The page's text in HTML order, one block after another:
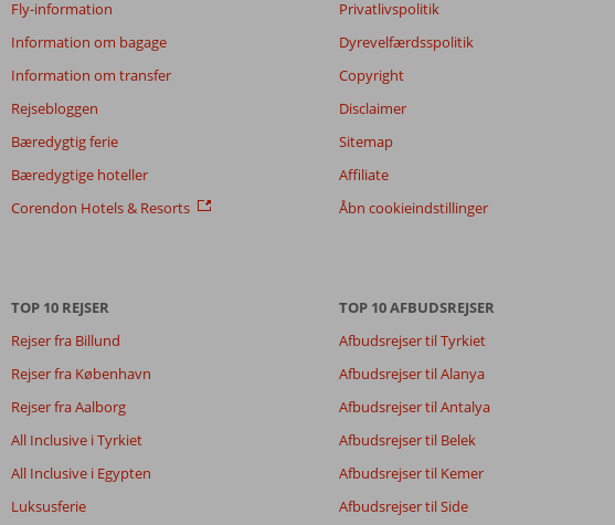
Værelserne
7,7
Wifi-kvalitet
Alle
dato (ny > gammel)
Fly-information
Information om bagage
Information om transfer
Rejsebloggen
Bæredygtig ferie
Bæredygtige hoteller
Corendon Hotels & Resorts
Privatlivspolitik
Dyrevelfærdsspolitik
Copyright
Disclaimer
Sitemap
Affiliate
Åbn cookieindstillinger
TOP 10 REJSER
Rejser fra Billund
Rejser fra København
Rejser fra Aalborg
All Inclusive i Tyrkiet
All Inclusive i Egypten
Luksusferie
TOP 10 AFBUDSREJSER
Afbudsrejser til Tyrkiet
Afbudsrejser til Alanya
Afbudsrejser til Antalya
Afbudsrejser til Belek
Afbudsrejser til Kemer
Afbudsrejser til Side